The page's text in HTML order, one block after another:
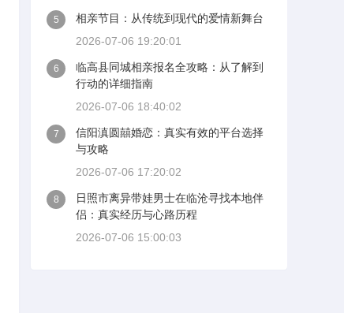
5
相亲节目：从传统到现代的爱情新舞台
2026-07-06 19:20:01
6
临高县同城相亲报名全攻略：从了解到
行动的详细指南
2026-07-06 18:40:02
7
信阳滇圆囍婚恋：真实有效的平台选择
与攻略
2026-07-06 17:20:02
8
日照市离异带娃男士在临沧寻找本地伴
侣：真实经历与心路历程
2026-07-06 15:00:03